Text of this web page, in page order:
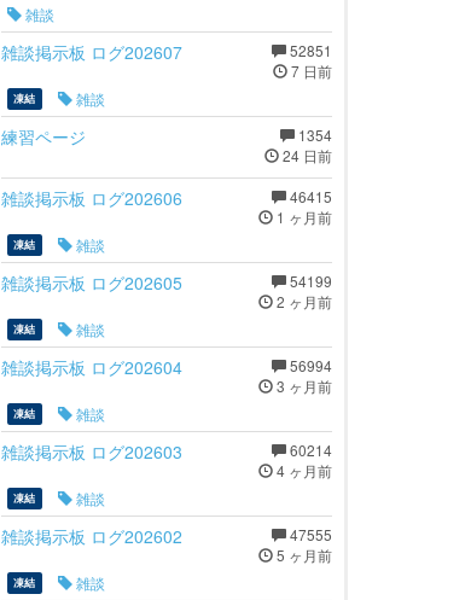
雑談
52851
7 日前
雑談掲示板 ログ202607
凍結
雑談
1354
24 日前
練習ページ
46415
1 ヶ月前
雑談掲示板 ログ202606
凍結
雑談
54199
2 ヶ月前
雑談掲示板 ログ202605
凍結
雑談
56994
3 ヶ月前
雑談掲示板 ログ202604
凍結
雑談
60214
4 ヶ月前
雑談掲示板 ログ202603
凍結
雑談
47555
5 ヶ月前
雑談掲示板 ログ202602
凍結
雑談